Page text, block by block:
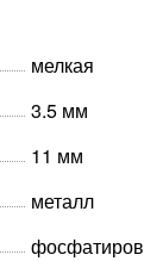
мелкая
3.5 мм
11 мм
металл